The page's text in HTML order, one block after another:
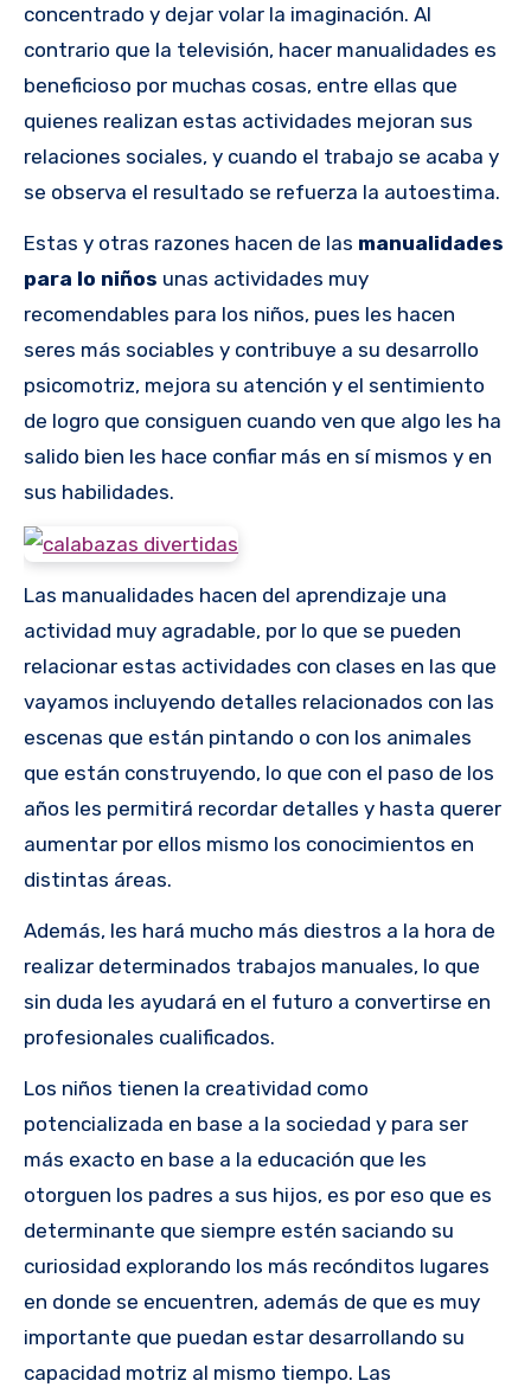
concentrado y dejar volar la imaginación. Al
contrario que la televisión, hacer manualidades es
beneficioso por muchas cosas, entre ellas que
quienes realizan estas actividades mejoran sus
relaciones sociales, y cuando el trabajo se acaba y
se observa el resultado se refuerza la autoestima.
Estas y otras razones hacen de las manualidades
para lo niños unas actividades muy
recomendables para los niños, pues les hacen
seres más sociables y contribuye a su desarrollo
psicomotriz, mejora su atención y el sentimiento
de logro que consiguen cuando ven que algo les ha
salido bien les hace confiar más en sí mismos y en
sus habilidades.
Las manualidades hacen del aprendizaje una
actividad muy agradable, por lo que se pueden
relacionar estas actividades con clases en las que
vayamos incluyendo detalles relacionados con las
escenas que están pintando o con los animales
que están construyendo, lo que con el paso de los
años les permitirá recordar detalles y hasta querer
aumentar por ellos mismo los conocimientos en
distintas áreas.
Además, les hará mucho más diestros a la hora de
realizar determinados trabajos manuales, lo que
sin duda les ayudará en el futuro a convertirse en
profesionales cualificados.
Los niños tienen la creatividad como
potencializada en base a la sociedad y para ser
más exacto en base a la educación que les
otorguen los padres a sus hijos, es por eso que es
determinante que siempre estén saciando su
curiosidad explorando los más recónditos lugares
en donde se encuentren, además de que es muy
importante que puedan estar desarrollando su
capacidad motriz al mismo tiempo. Las